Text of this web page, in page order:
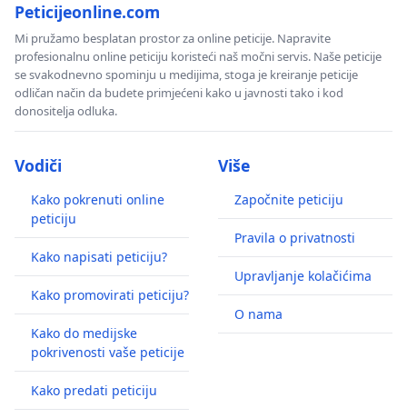
Peticijeonline.com
Mi pružamo besplatan prostor za online peticije. Napravite
profesionalnu online peticiju koristeći naš močni servis. Naše peticije
se svakodnevno spominju u medijima, stoga je kreiranje peticije
odličan način da budete primjećeni kako u javnosti tako i kod
donositelja odluka.
Vodiči
Kako pokrenuti online
peticiju
Kako napisati peticiju?
Kako promovirati peticiju?
Kako do medijske
pokrivenosti vaše peticije
Kako predati peticiju
Više
Započnite peticiju
Pravila o privatnosti
Upravljanje kolačićima
O nama